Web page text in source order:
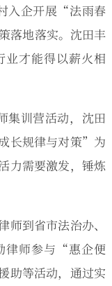
入企开展“法雨春
落地落实。沈田丰
才能得以薪火相
集训营活动，沈田
长规律与对策”为
力需要激发，锤炼
到省市法治办、
律师参与“惠企便
等活动，通过实